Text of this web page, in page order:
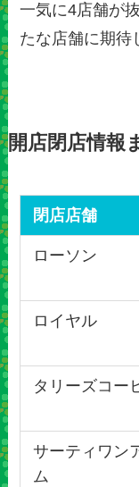
一気に4店舗が
たな店舗に期待
開店閉店情報
閉店店舗
ローソン
ロイヤル
タリーズコー
サーティワン
ム